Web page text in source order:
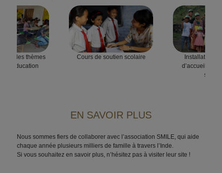
sur des thèmes
d’éducation
Cours de soutien scolaire
Installation
d’accueil
EN SAVOIR PLUS
Nous sommes fiers de collaborer avec l’association SMILE, qui aide
chaque année plusieurs milliers de famille à travers l’Inde.
Si vous souhaitez en savoir plus, n’hésitez pas à visiter leur site !